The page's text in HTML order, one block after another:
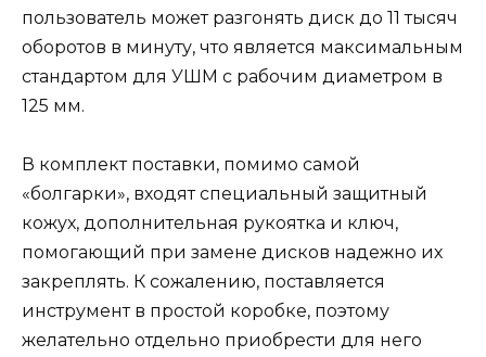
пользователь может разгонять диск до 11 тысяч
оборотов в минуту, что является максимальным
стандартом для УШМ с рабочим диаметром в
125 мм.
В комплект поставки, помимо самой
«болгарки», входят специальный защитный
кожух, дополнительная рукоятка и ключ,
помогающий при замене дисков надежно их
закреплять. К сожалению, поставляется
инструмент в простой коробке, поэтому
желательно отдельно приобрести для него